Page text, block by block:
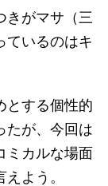
きがマサ（三
ているのはキ
とする個性的
たが、今回は
ミカルな場面
よう。